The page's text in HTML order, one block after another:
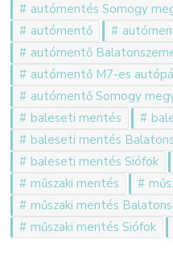
autómentés Somogy
autómentő
autómentő
autómentő M7-es
autómentő Somogy
baleseti mentés
baleseti mentés
baleseti mentés Siófok
műszaki mentés
műszaki mentés
műszaki mentés Siófok